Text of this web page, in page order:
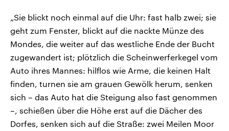
„Sie blickt noch einmal auf die Uhr: fast halb zwei; sie
geht zum Fenster, blickt auf die nackte Münze des
Mondes, die weiter auf das westliche Ende der Bucht
zugewandert ist; plötzlich die Scheinwerferkegel vom
Auto ihres Mannes: hilflos wie Arme, die keinen Halt
finden, turnen sie am grauen Gewölk herum, senken
sich – das Auto hat die Steigung also fast genommen
–, schießen über die Höhe erst auf die Dächer des
Dorfes, senken sich auf die Straße: zwei Meilen Moor